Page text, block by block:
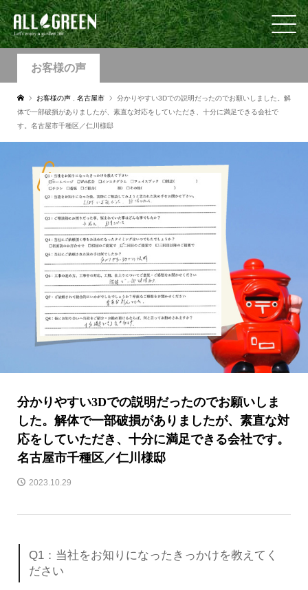
お客様の声
お客様の声 名古屋市
分かりやすい3Dでの説明だったのでお願いしました。解
体で一部破損がありましたが、素直な対応をしていただき、十分に満足できる会社で
す。名古屋市千種区／仁川様邸
分かりやすい3Dでの説明だったのでお願いしま
した。解体で一部破損がありましたが、素直な対
応をしていただき、十分に満足できる会社です。
名古屋市千種区／仁川様邸
2023.10.29
Q1：当社をお知りになったきっかけを教えてく
ださい